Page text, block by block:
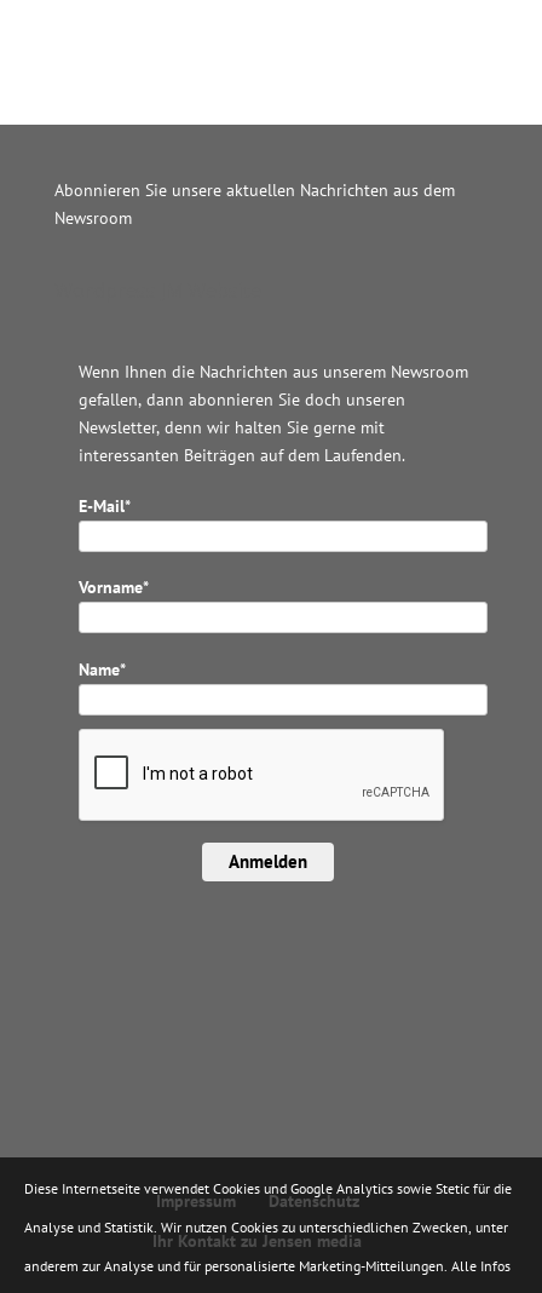
Abonnieren Sie unsere aktuellen Nachrichten aus dem
Newsroom
Wenn Ihnen die Nachrichten aus unserem Newsroom
gefallen, dann abonnieren Sie doch unseren
Newsletter, denn wir halten Sie gerne mit
interessanten Beiträgen auf dem Laufenden.
E-Mail*
Vorname*
Name*
Anmelden
Impressum
Datenschutz
Ihr Kontakt zu Jensen media
Diese Internetseite verwendet Cookies und Google Analytics sowie Stetic für die
Analyse und Statistik. Wir nutzen Cookies zu unterschiedlichen Zwecken, unter
anderem zur Analyse und für personalisierte Marketing-Mitteilungen. Alle Infos